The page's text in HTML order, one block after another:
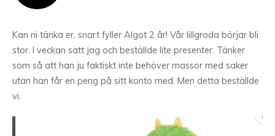
Kan ni tänka er, snart fyller Algot 2 år! Vår lillgroda börjar bli
stor. I veckan satt jag och beställde lite presenter. Tänker
som så att han ju faktiskt inte behöver massor med saker
utan han får en peng på sitt konto med. Men detta beställde
vi.